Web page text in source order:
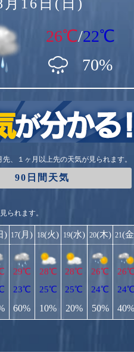
月16日(日)
26℃/22℃
70%
、１ヶ月以上先の天気が見られます。
90日間天気
られます。
) 17(月)
29℃
23℃
60%
18(火)
28℃
25℃
10%
19(水)
28℃
25℃
20%
20(木)
26℃
24℃
50%
21(
26℃
24℃
40%